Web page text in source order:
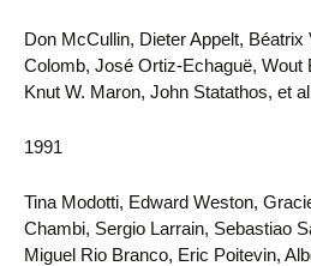
Don McCullin, Dieter Appelt, Béatrix
Colomb, José Ortiz-Echaguë, Wout
Knut W. Maron, John Statathos, et
1991
Tina Modotti, Edward Weston,
Chambi, Sergio Larrain, Sebastiao
Miguel Rio Branco, Eric Poitevin,